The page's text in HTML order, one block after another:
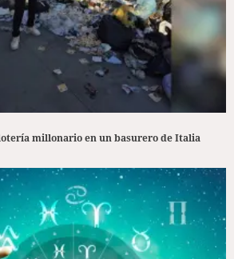
millonario en un basurero de Italia